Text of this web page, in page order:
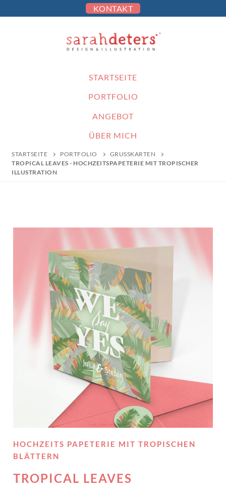
KONTAKT
STARTSEITE
PORTFOLIO
ANGEBOT
ÜBER MICH
STARTSEITE PORTFOLIO
GRUSSKARTEN
TROPICAL LEAVES - HOCHZEITSPAPETERIE MIT TROPISCHER
ILLUSTRATION
HOCHZEITS PAPETERIE MIT TROPISCHEN
BLÄTTERN
TROPICAL LEAVES